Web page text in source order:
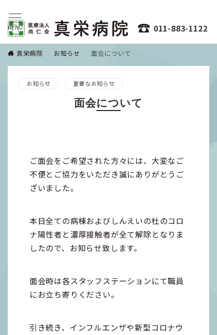
MENU 011-883-1122
真栄病院 お知らせ 面会について
お知らせ 重要なお知らせ
面会について
ご面会をご希望された方々には、大変なご
不便とご協力をいただき誠にありがとうご
ざいました。
本日全ての病棟およびしんえいの杜のコロ
ナ陽性者と濃厚接触者が全て解除となりま
したので、お知らせ致します。
面会時は各スタッフステーションにて職員
にお立ち寄りください。
引き続き、インフルエンザや新型コロナウ